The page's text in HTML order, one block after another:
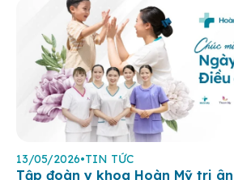
13/05/2026•TIN TỨC
Tập đoàn y khoa Hoàn Mỹ tri